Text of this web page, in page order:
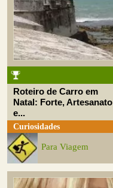
Roteiro de Carro em
Natal: Forte, Artesanato
e...
Curiosidades
Para Viagem